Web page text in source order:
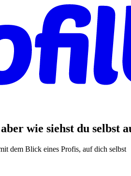
wie siehst du selbst
dem Blick eines Profis, auf dich selbst